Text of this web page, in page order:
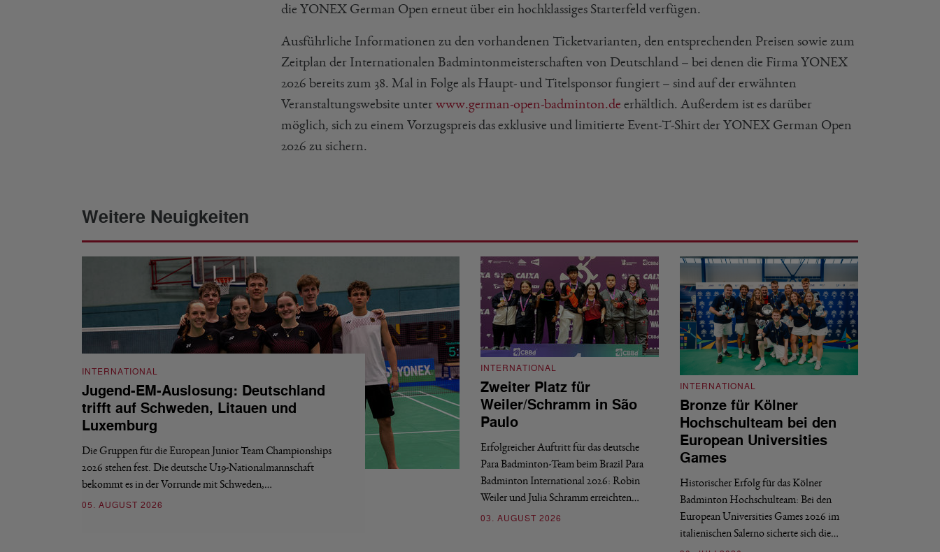
die YONEX German Open erneut über ein hochklassiges Starterfeld verfügen.
Ausführliche Informationen zu den vorhandenen Ticketvarianten, den entsprechenden Preisen sowie zum
Zeitplan der Internationalen Badmintonmeisterschaften von Deutschland – bei denen die Firma YONEX
2026 bereits zum 38. Mal in Folge als Haupt- und Titelsponsor fungiert – sind auf der erwähnten
Veranstaltungswebsite unter www.german-open-badminton.de erhältlich. Außerdem ist es darüber
möglich, sich zu einem Vorzugspreis das exklusive und limitierte Event-T-Shirt der YONEX German Open
2026 zu sichern.
Weitere Neuigkeiten
INTERNATIONAL
Jugend-EM-Auslosung: Deutschland
trifft auf Schweden, Litauen und
Luxemburg
Die Gruppen für die European Junior Team Championships
2026 stehen fest. Die deutsche U19-Nationalmannschaft
bekommt es in der Vorrunde mit Schweden,…
05. AUGUST 2026
INTERNATIONAL
Zweiter Platz für
Weiler/Schramm in São
Paulo
Erfolgreicher Auftritt für das deutsche
Para Badminton-Team beim Brazil Para
Badminton International 2026: Robin
Weiler und Julia Schramm erreichten…
03. AUGUST 2026
INTERNATIONAL
Bronze für Kölner
Hochschulteam bei den
European Universities
Games
Historischer Erfolg für das Kölner
Badminton Hochschulteam: Bei den
European Universities Games 2026 im
italienischen Salerno sicherte sich die…